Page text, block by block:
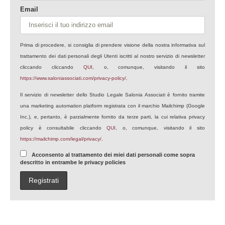
Email
Prima di procedere, si consiglia di prendere visione della nostra informativa sul
trattamento dei dati personali degli Utenti iscritti al nostro servizio di newsletter
cliccando cliccando QUI , o, comunque, visitando il sito
https://www.saloniassociati.com/privacy-policy/
Il servizio di newsletter dello Studio Legale Salonia Associati è fornito tramite
una marketing automation platform registrata con il marchio Mailchimp (Google
Inc.), e, pertanto, è parzialmente fornito da terze parti, la cui relativa privacy
policy è consultabile cliccandoQUI
, o, comunque, visitando il sito
https://mailchimp.com/legal/privacy/
Acconsento al trattamento dei miei dati personali come sopra
descritto in entrambe le privacy policies